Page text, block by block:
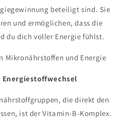
beteiligt sind. Sie
und ermöglichen, dass die
du dich voller Energie fühlst.
Mikronährstoffen und Energie
die direkt den
ist der Vitamin-B-Komplex.